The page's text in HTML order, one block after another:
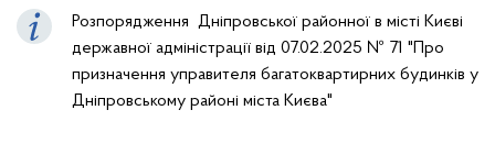
Розпорядження Дніпровської районної в місті Києві
державної адміністрації від 07.02.2025 № 71 "Про
призначення управителя багатоквартирних будинків у
Дніпровському районі міста Києва"